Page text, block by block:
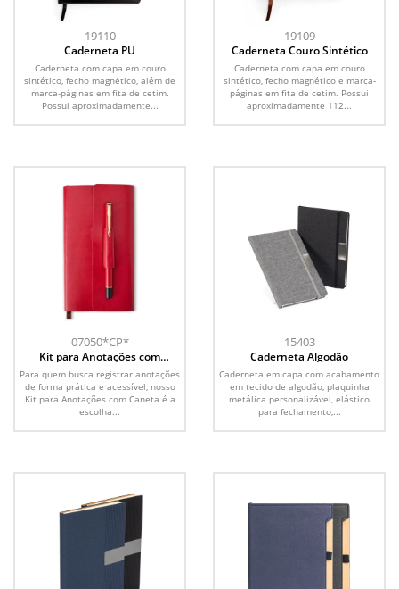
19110
Caderneta PU
Caderneta com capa em couro
sintético, fecho magnético, além de
marca-páginas em fita de cetim.
Possui aproximadamente...
19109
Caderneta Couro Sintético
Caderneta com capa em couro
sintético, fecho magnético e marca-
páginas em fita de cetim. Possui
aproximadamente 112...
07050*CP*
Kit para Anotações com
Caneta
Para quem busca registrar anotações
de forma prática e acessível, nosso
Kit para Anotações com Caneta é a
escolha...
15403
Caderneta Algodão
Caderneta em capa com acabamento
em tecido de algodão, plaquinha
metálica personalizável, elástico
para fechamento,...